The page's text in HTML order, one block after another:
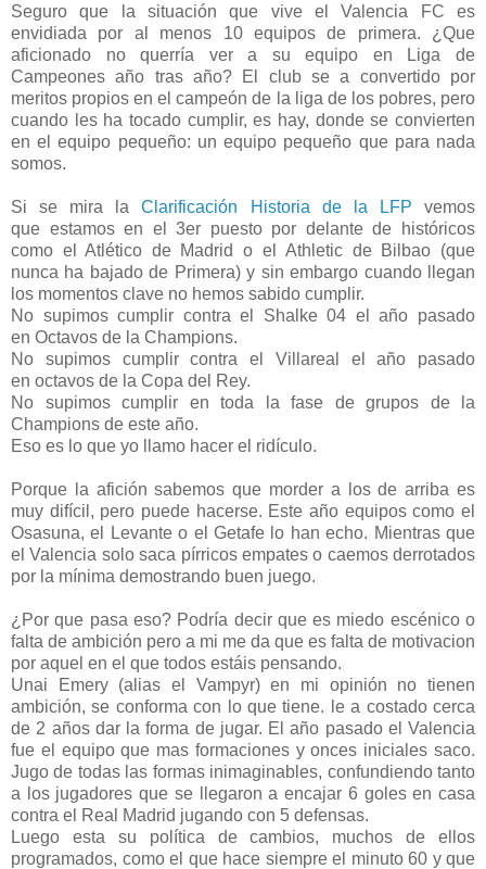
Seguro que la situación que vive el Valencia FC es
envidiada por al menos 10 equipos de primera. ¿Que
aficionado no querría ver a su equipo en Liga de
Campeones año tras año? El club se a convertido por
meritos propios en el campeón de la liga de los pobres, pero
cuando les ha tocado cumplir, es hay, donde se convierten
en el equipo pequeño: un equipo pequeño que para nada
somos.
Si se mira la Clarificación Historia de la LFP vemos
que estamos en el 3er puesto por delante de históricos
como el Atlético de Madrid o el Athletic de Bilbao (que
nunca ha bajado de Primera) y sin embargo cuando llegan
los momentos clave no hemos sabido cumplir.
No supimos cumplir contra el Shalke 04 el año pasado
en Octavos de la Champions.
No supimos cumplir contra el Villareal el año pasado
en octavos de la Copa del Rey.
No supimos cumplir en toda la fase de grupos de la
Champions de este año.
Eso es lo que yo llamo hacer el ridículo.
Porque la afición sabemos que morder a los de arriba es
muy difícil, pero puede hacerse. Este año equipos como el
Osasuna, el Levante o el Getafe lo han echo. Mientras que
el Valencia solo saca pírricos empates o caemos derrotados
por la mínima demostrando buen juego.
¿Por que pasa eso? Podría decir que es miedo escénico o
falta de ambición pero a mi me da que es falta de motivacion
por aquel en el que todos estáis pensando.
Unai Emery (alias el Vampyr) en mi opinión no tienen
ambición, se conforma con lo que tiene. le a costado cerca
de 2 años dar la forma de jugar. El año pasado el Valencia
fue el equipo que mas formaciones y onces iniciales saco.
Jugo de todas las formas inimaginables, confundiendo tanto
a los jugadores que se llegaron a encajar 6 goles en casa
contra el Real Madrid jugando con 5 defensas.
Luego esta su política de cambios, muchos de ellos
programados, como el que hace siempre el minuto 60 y que